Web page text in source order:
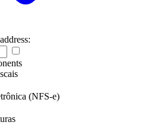
(NFS-e)